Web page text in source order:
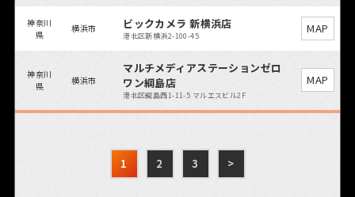
神奈川
県
横浜市 ビックカメラ 新横浜店
港北区新横浜2-100-45
MAP
神奈川
県
横浜市
マルチメディアステーションゼロ
ワン綱島店
港北区綱島西1-11-5 マルエスビル2F
MAP
1 2 3 >